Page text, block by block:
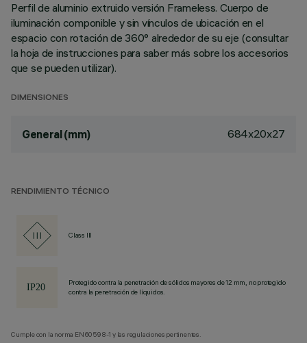
Perfil de aluminio extruido versión Frameless. Cuerpo de
iluminación componible y sin vínculos de ubicación en el
espacio con rotación de 360° alrededor de su eje (consultar
la hoja de instrucciones para saber más sobre los accesorios
que se pueden utilizar).
DIMENSIONES
General (mm) 684x20x27
RENDIMIENTO TÉCNICO
Class III
Protegido contra la penetración de sólidos mayores de 12 mm, no protegido
contra la penetración de líquidos.
Cumple con la norma EN60598-1 y las regulaciones pertinentes.